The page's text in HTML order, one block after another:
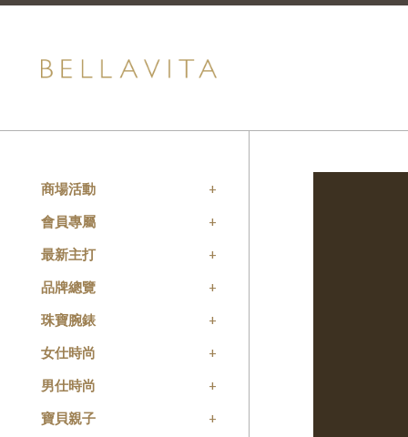
商場活動
會員專屬
最新主打
品牌總覽
珠寶腕錶
女仕時尚
男仕時尚
寶貝親子